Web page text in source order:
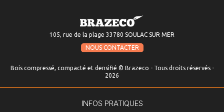
105, rue de la plage 33780 SOULAC SUR MER
NOUS CONTACTER
Bois compressé, compacté et densifié © Brazeco - Tous droits réservés -
2026
INFOS PRATIQUES